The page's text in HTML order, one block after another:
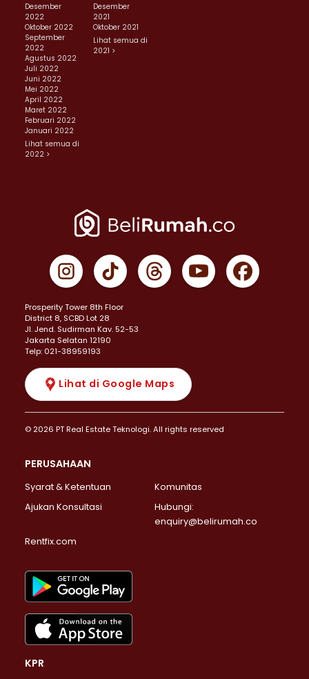
Desember
2022
Oktober 2022
September
2022
Agustus 2022
Juli 2022
Juni 2022
Mei 2022
April 2022
Maret 2022
Februari 2022
Januari 2022
Lihat semua di
2022 >
Desember
2021
Oktober 2021
Lihat semua di
2021 >
Prosperity Tower 8th Floor
District 8, SCBD Lot 28
JI. Jend. Sudirman Kav. 52-53
Jakarta Selatan 12190
Telp: 021-38959193
Lihat di Google Maps
© 2026 PT Real Estate Teknologi. All rights reserved
PERUSAHAAN
Syarat & Ketentuan
Komunitas
Ajukan Konsultasi
Hubungi:
enquiry@belirumah.co
Rentfix.com
KPR